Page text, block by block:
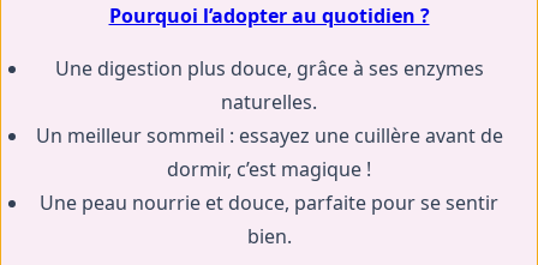
Pourquoi l’adopter au quotidien ?
Une digestion plus douce, grâce à ses enzymes
naturelles.
Un meilleur sommeil : essayez une cuillère avant de
dormir, c’est magique !
Une peau nourrie et douce, parfaite pour se sentir
bien.